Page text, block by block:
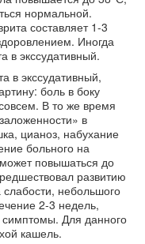
нормальной.
составляет 1-3
Иногда
в экссудативный.
в экссудативный,
боль в боку
В то же время
в
цианоз, набухание
больного на
повышаться до
развитию
слабости, небольшого
2-3 недель,
Для данного
кашель.